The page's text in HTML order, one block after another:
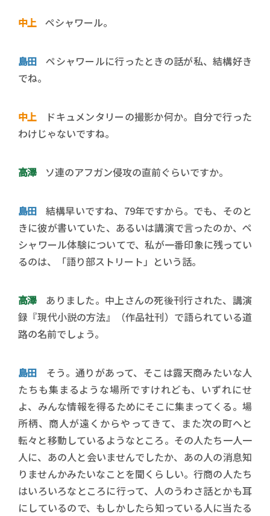
中上ペシャワール。
島田ペシャワールに行ったときの話が私、結構好き
でね。
中上ドキュメンタリーの撮影か何か。自分で行った
わけじゃないですね。
高澤ソ連のアフガン侵攻の直前ぐらいですか。
島田結構早いですね、79年ですから。でも、そのと
きに彼が書いていた、あるいは講演で言ったのか、ペ
シャワール体験についてで、私が一番印象に残ってい
るのは、「語り部ストリート」という話。
高澤ありました。中上さんの死後刊行された、講演
録『現代小説の方法』（作品社刊）で語られている道
路の名前でしょう。
島田そう。通りがあって、そこは露天商みたいな人
たちも集まるような場所ですけれども、いずれにせ
よ、みんな情報を得るためにそこに集まってくる。場
所柄、商人が遠くからやってきて、また次の町へと
転々と移動しているようなところ。その人たち一人一
人に、あの人と会いませんでしたか、あの人の消息知
りませんかみたいなことを聞くらしい。行商の人たち
はいろいろなところに行って、人のうわさ話とかも耳
にしているので、もしかしたら知っている人に当たる